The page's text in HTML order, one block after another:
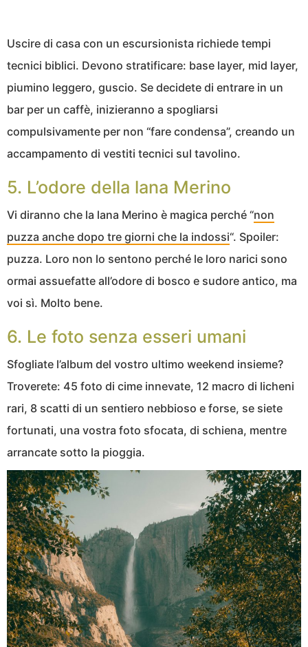
Uscire di casa con un escursionista richiede tempi
tecnici biblici. Devono stratificare: base layer, mid layer,
piumino leggero, guscio. Se decidete di entrare in un
bar per un caffè, inizieranno a spogliarsi
compulsivamente per non “fare condensa”, creando un
accampamento di vestiti tecnici sul tavolino.
5. L’odore della lana Merino
Vi diranno che la lana Merino è magica perché “non
puzza anche dopo tre giorni che la indossi“. Spoiler:
puzza. Loro non lo sentono perché le loro narici sono
ormai assuefatte all’odore di bosco e sudore antico, ma
voi sì. Molto bene.
6. Le foto senza esseri umani
Sfogliate l’album del vostro ultimo weekend insieme?
Troverete: 45 foto di cime innevate, 12 macro di licheni
rari, 8 scatti di un sentiero nebbioso e forse, se siete
fortunati, una vostra foto sfocata, di schiena, mentre
arrancate sotto la pioggia.